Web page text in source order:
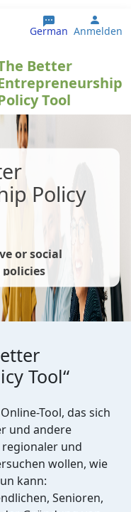
German User
Anmelden
Better
Tool
Policy
or social
Tool“
Tool, das sich
und andere
und
wollen, wie
kann:
Senioren,